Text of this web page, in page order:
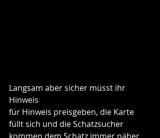
Langsam aber sicher müsst ihr
Hinweis
für Hinweis preisgeben, die Karte
füllt sich und die Schatzsucher